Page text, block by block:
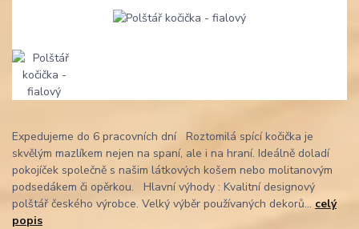
Expedujeme do 6 pracovních dní Roztomilá spící kočička je
skvělým mazlíkem nejen na spaní, ale i na hraní. Ideálně doladí
pokojíček společně s našim látkových košem nebo molitanovým
podsedákem či opěrkou. Hlavní výhody : Kvalitní designový
polštář českého výrobce. Velký výběr používaných dekorů... celý
popis